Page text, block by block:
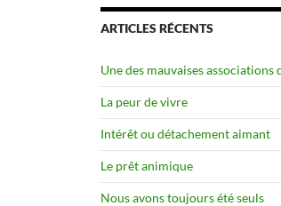
ARTICLES RÉCENTS
Une des mauvaises associations
La peur de vivre
Intérêt ou détachement aimant
Le prêt animique
Nous avons toujours été seuls